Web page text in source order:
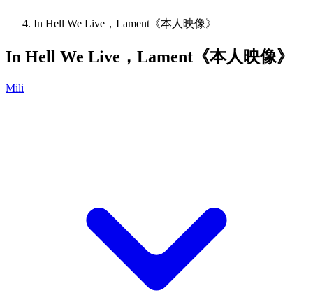
In Hell We Live，Lament《本人映像》
In Hell We Live，Lament《本人映像》
Mili